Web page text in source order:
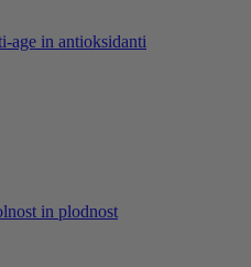
age in antioksidanti
in plodnost